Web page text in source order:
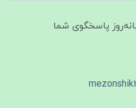
ساعت شبانه‌روز پاسخگوی شما